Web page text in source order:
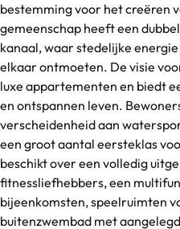
bestemming voor het creëren
gemeenschap heeft een
kanaal, waar stedelijke
elkaar ontmoeten. De visie
luxe appartementen en biedt
en ontspannen leven.
verscheidenheid aan
een groot aantal eersteklas
beschikt over een volledig
fitnessliefhebbers, een
bijeenkomsten, speelruimten
buitenzwembad met